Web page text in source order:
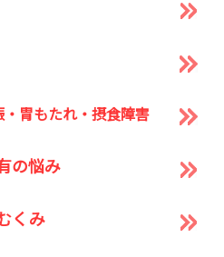
胃もたれ・摂食障害
の悩み
くみ